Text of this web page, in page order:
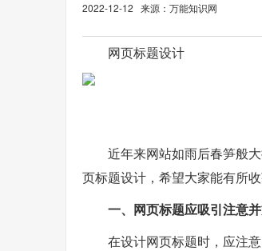
2022-12-12 来源：万能知识网
网页标题设计
近年来网站如雨后春笋般
页标题设计，希望大家能有所
一、网页标题应吸引注意
在设计网页标题时，应注